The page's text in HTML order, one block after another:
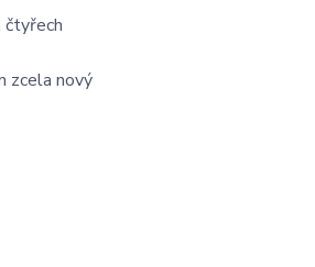
čtyřech
zcela nový